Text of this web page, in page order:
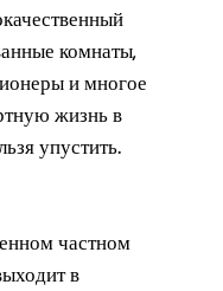
комнаты,
и многое
жизнь в
упустить.
частном
в